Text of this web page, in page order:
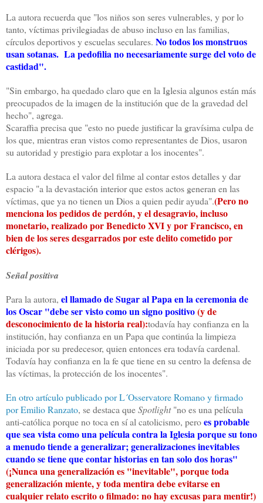
La autora recuerda que "los niños son seres vulnerables, y por lo
tanto, víctimas privilegiadas de abuso incluso en las familias,
círculos deportivos y escuelas seculares. No todos los monstruos
usan sotanas. La pedofilia no necesariamente surge del voto de
castidad".
"Sin embargo, ha quedado claro que en la Iglesia algunos están más
preocupados de la imagen de la institución que de la gravedad del
hecho", agrega.
Scaraffia precisa que "esto no puede justificar la gravísima culpa de
los que, mientras eran vistos como representantes de Dios, usaron
su autoridad y prestigio para explotar a los inocentes".
La autora destaca el valor del filme al contar estos detalles y dar
espacio "a la devastación interior que estos actos generan en las
víctimas, que ya no tienen un Dios a quien pedir ayuda".(Pero no
menciona los pedidos de perdón, y el desagravio, incluso
monetario, realizado por Benedicto XVI y por Francisco, en
bien de los seres desgarrados por este delito cometido por
clérigos).
Señal positiva
Para la autora, el llamado de Sugar al Papa en la ceremonia de
los Oscar "debe ser visto como un signo positivo(y de
desconocimiento de la historia real):todavía hay confianza en la
institución, hay confianza en un Papa que continúa la limpieza
iniciada por su predecesor, quien entonces era todavía cardenal.
Todavía hay confianza en la fe que tiene en su centro la defensa de
las víctimas, la protección de los inocentes".
En otro artículo publicado por L´Osservatore Romano y firmado
por Emilio Ranzato, se destaca queSpotlight"no es una película
anti-católica porque no toca en sí al catolicismo, peroes probable
que sea vista como una película contra la Iglesia porque su tono
a menudo tiende a generalizar; generalizaciones inevitables
cuando se tiene que contar historias en tan solo dos horas"
(¡Nunca una generalización es "inevitable", porque toda
generalización miente, y toda mentira debe evitarse en
cualquier relato escrito o filmado: no hay excusas para mentir!)